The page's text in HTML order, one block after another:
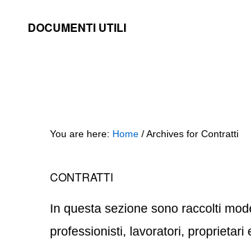
DOCUMENTI UTILI
Stampare
You are here: Home /Archives for Contratti
CONTRATTI
In questa sezione sono raccolti
professionisti, lavoratori,